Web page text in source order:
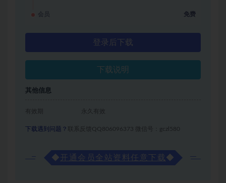
会员 免费
登录后下载
下载说明
其他信息
有效期 永久有效
下载遇到问题？ 联系反馈QQ806096373 微信号：gczl580
◆ 开通会员全站资料任意下载◆